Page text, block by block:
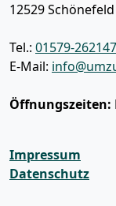
12529Schönefeld
Tel.: 01579-
E-Mail:
Öffnungszeiten:
Impressum
Datenschutz